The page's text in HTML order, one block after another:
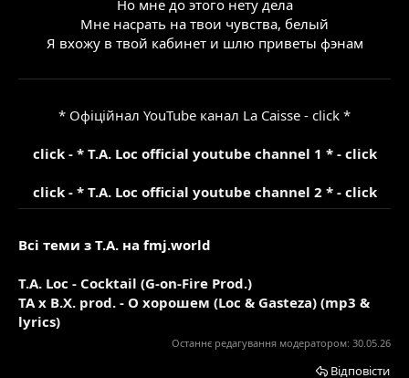
Но мне до этого нету дела
Мне насрать на твои чувства, белый
Я вхожу в твой кабинет и шлю приветы фэнам
* Офіційнал YouTube канал La Caisse - click *
click - * T.A. Loc official youtube channel 1 * - click
click - * T.A. Loc official youtube channel 2 * - click
Всi теми з T.A. на fmj.world
T.A. Loc - Cocktail (G-on-Fire Prod.)
TA x B.X. prod. - О хорошем (Loc & Gasteza) (mp3 &
lyrics)
Останнє редагування модератором: 30.05.26
Відповісти